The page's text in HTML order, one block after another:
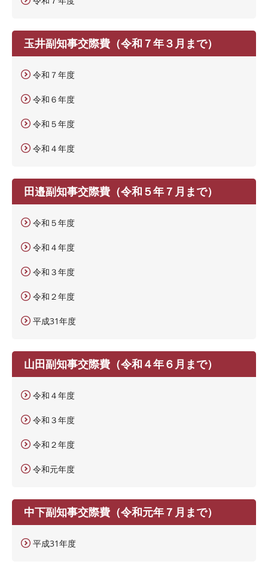
玉井副知事交際費（令和７年３月まで）
令和７年度
令和６年度
令和５年度
令和４年度
田邉副知事交際費（令和５年７月まで）
令和５年度
令和４年度
令和３年度
令和２年度
平成31年度
山田副知事交際費（令和４年６月まで）
令和４年度
令和３年度
令和２年度
令和元年度
中下副知事交際費（令和元年７月まで）
平成31年度